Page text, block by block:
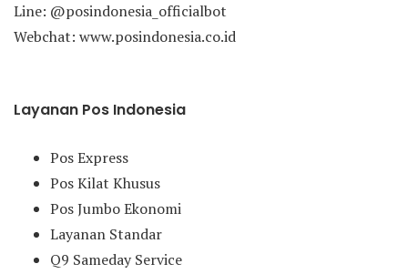
Line: @posindonesia_officialbot
Webchat: www.posindonesia.co.id
Layanan Pos Indonesia
Pos Express
Pos Kilat Khusus
Pos Jumbo Ekonomi
Layanan Standar
Q9 Sameday Service